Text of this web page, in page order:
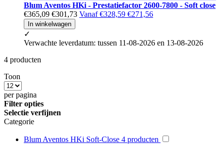
Blum Aventos HKi - Prestatiefactor 2600-7800 - Soft close
€365,09 €301,73 Vanaf €328,59 €271,56
In winkelwagen
✓
Verwachte leverdatum: tussen 11-08-2026 en 13-08-2026
4 producten
Toon
per pagina
Filter opties
Selectie verfijnen
Categorie
Blum Aventos HKi Soft-Close 4 producten